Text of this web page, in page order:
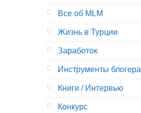
Все об MLM
Жизнь в Турции
Заработок
Инструменты блогера
Книги / Интервью
Конкурс